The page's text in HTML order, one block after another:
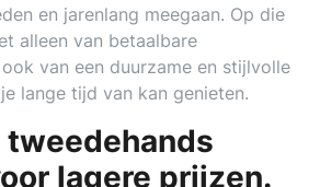
en jarenlang meegaan. Op die
alleen van betaalbare
van een duurzame en stijlvolle
lange tijd van kan genieten.
tweedehands
lagere prijzen.